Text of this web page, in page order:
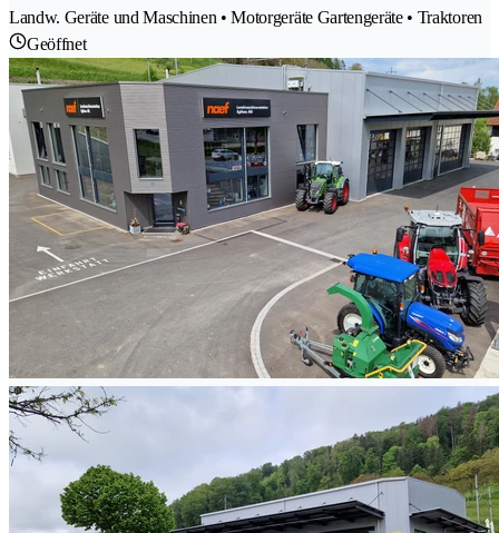
Landw. Geräte und Maschinen • Motorgeräte Gartengeräte • Traktoren
Geöffnet